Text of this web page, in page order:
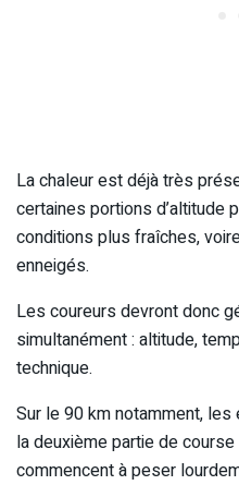
La chaleur est déjà très
certaines portions d’altitude
conditions plus fraîches,
enneigés.
Les coureurs devront donc
simultanément : altitude,
technique.
Sur le 90 km notamment,
la deuxième partie de
commencent à peser